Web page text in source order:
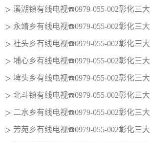
＞ 溪湖镇有线电视☎️0979-055-002彰化三大有线电视
＞ 永靖乡有线电视☎️0979-055-002彰化三大有线电视
＞ 社头乡有线电视☎️0979-055-002彰化三大有线电视
＞ 埔心乡有线电视☎️0979-055-002彰化三大有线电视
＞ 埤头乡有线电视☎️0979-055-002彰化三大有线电视
＞ 北斗镇有线电视☎️0979-055-002彰化三大有线电视
＞ 二水乡有线电视☎️0979-055-002彰化三大有线电视
＞ 芳苑乡有线电视☎️0979-055-002彰化三大有线电视